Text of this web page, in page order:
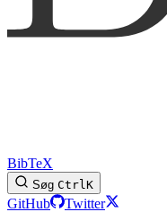
BibTeX
Søg CtrlK
GitHub
Twitter